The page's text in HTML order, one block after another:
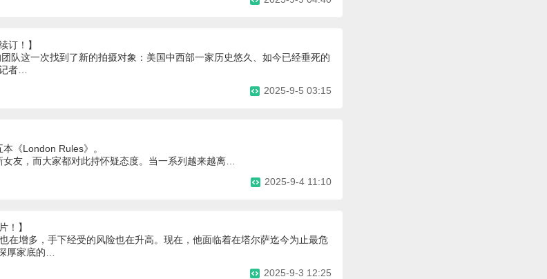
订！】
队这一次找到了新的拍摄对象：美国中西部一家历史悠久、如今已经垂死的
者…
2025-9-5 03:15
《London Rules》。
友，而大家都对此持怀疑态度。当一系列越来越离…
2025-9-4 11:10
！】
在增多，手下经受的风险也在升高。现在，他面临着在塔尔萨迄今为止最危
厚家底的…
2025-9-3 12:25